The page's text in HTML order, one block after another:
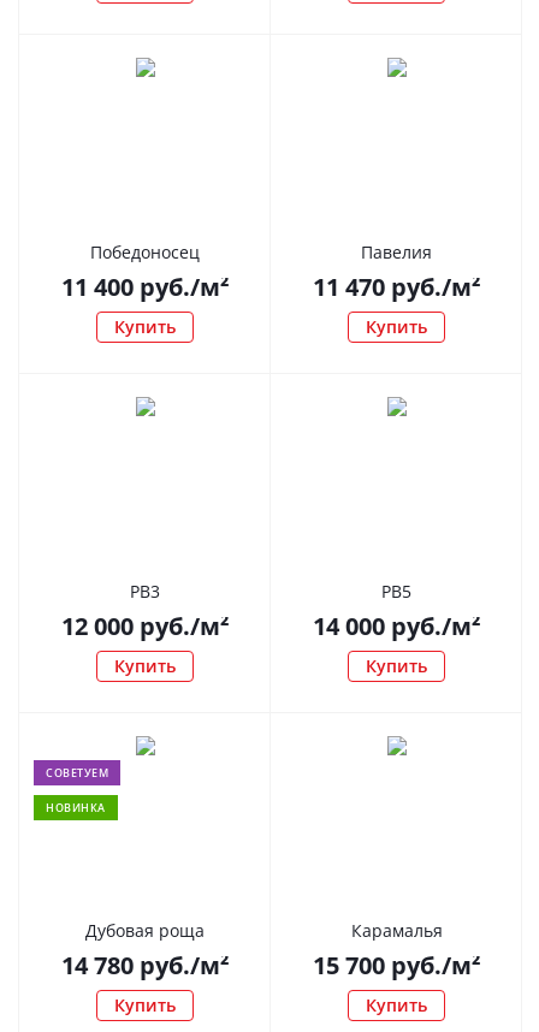
Победоносец
11 400руб./м²
Купить
Павелия
11 470руб./м²
Купить
РВ3
12 000руб./м²
Купить
РВ5
14 000руб./м²
Купить
СОВЕТУЕМ
НОВИНКА
Дубовая роща
14 780руб./м²
Купить
Карамалья
15 700руб./м²
Купить